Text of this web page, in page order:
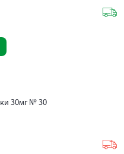
30мг № 30